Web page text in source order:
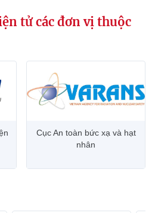
tử các đơn vị thuộc
Cục An toàn bức xạ và hạt
nhân